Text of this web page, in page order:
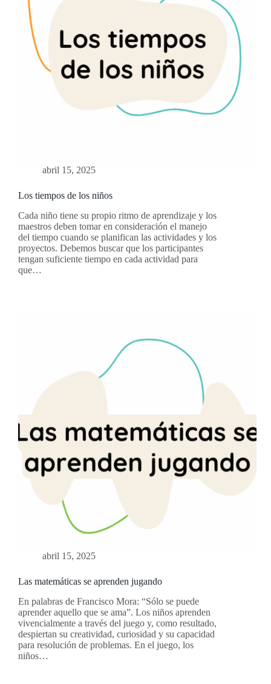
abril 15, 2025
Los tiempos de los niños
Cada niño tiene su propio ritmo de aprendizaje y los
maestros deben tomar en consideración el manejo
del tiempo cuando se planifican las actividades y los
proyectos. Debemos buscar que los participantes
tengan suficiente tiempo en cada actividad para
que…
abril 15, 2025
Las matemáticas se aprenden jugando
En palabras de Francisco Mora: “Sólo se puede
aprender aquello que se ama”. Los niños aprenden
vivencialmente a través del juego y, como resultado,
despiertan su creatividad, curiosidad y su capacidad
para resolución de problemas. En el juego, los
niños…